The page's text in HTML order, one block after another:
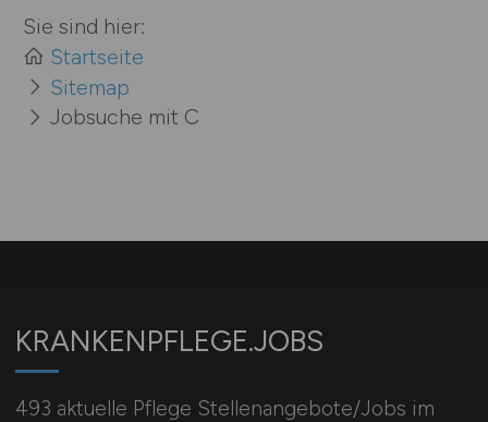
Sie sind hier:
Startseite
Sitemap
Jobsuche mit C
KRANKENPFLEGE.JOBS
493 aktuelle Pflege Stellenangebote/Jobs im